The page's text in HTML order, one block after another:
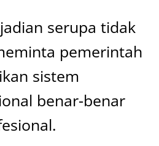
serupa tidak
pemerintah
sistem
benar-benar